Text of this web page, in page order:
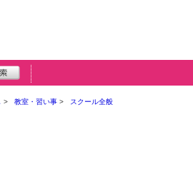
教室・習い事 スクール全般